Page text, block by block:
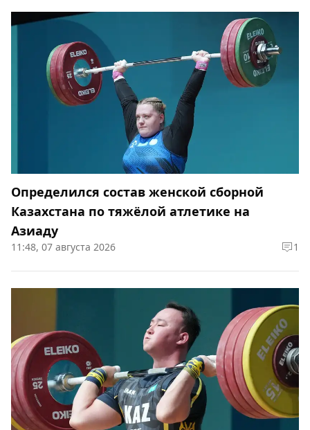
Определился состав женской сборной
Казахстана по тяжёлой атлетике на
Азиаду
11:48, 07 августа 2026 1